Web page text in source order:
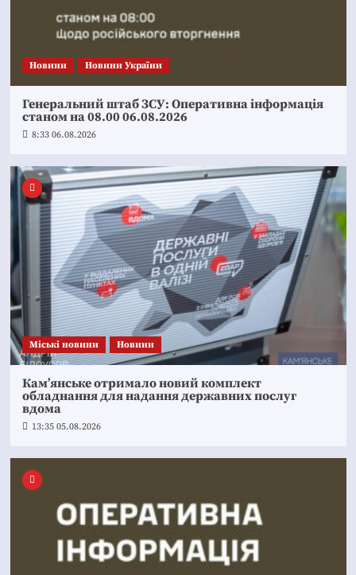
Новини Новини України
Генеральний штаб ЗСУ: Оперативна інформація
станом на 08.00 06.08.2026
8:33 06.08.2026
Mіські новини Новини
Кам’янське отримало новий комплект
обладнання для надання державних послуг
вдома
13:35 05.08.2026